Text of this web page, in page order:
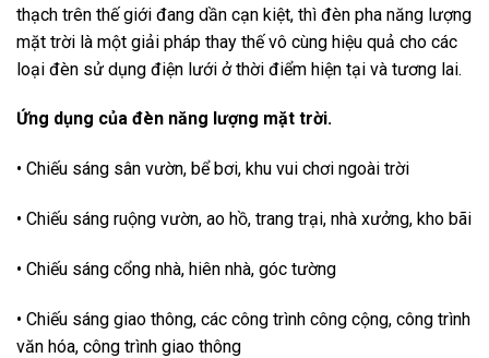
thạch trên thế giới đang dần cạn kiệt, thì đèn pha năng lượng
mặt trời là một giải pháp thay thế vô cùng hiệu quả cho các
loại đèn sử dụng điện lưới ở thời điểm hiện tại và tương lai.
Ứng dụng của đèn năng lượng mặt trời.
• Chiếu sáng sân vườn, bể bơi, khu vui chơi ngoài trời
• Chiếu sáng ruộng vườn, ao hồ, trang trại, nhà xưởng, kho bãi
• Chiếu sáng cổng nhà, hiên nhà, góc tường
• Chiếu sáng giao thông, các công trình công cộng, công trình
văn hóa, công trình giao thông